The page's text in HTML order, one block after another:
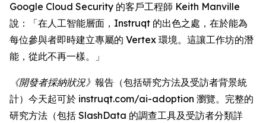
Google Cloud Security 的客戶工程師 Keith Manville
說：「在人工智能層面，Instruqt 的出色之處，在於能為
每位參與者即時建立專屬的 Vertex 環境。這讓工作坊的潛
能，從此不再一樣。」
《開發者採納狀況》 報告（包括研究方法及受訪者背景統
計）今天起可於 instruqt.com/ai-adoption 瀏覽。完整的
研究方法（包括 SlashData 的調查工具及受訪者分類詳